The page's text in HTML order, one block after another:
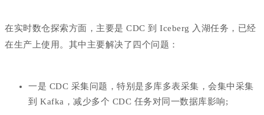
在实时数仓探索方面，主要是 CDC 到 Iceberg 入湖任务，已经
在生产上使用。其中主要解决了四个问题：
一是 CDC 采集问题，特别是多库多表采集，会集中采集
到 Kafka，减少多个 CDC 任务对同一数据库影响;